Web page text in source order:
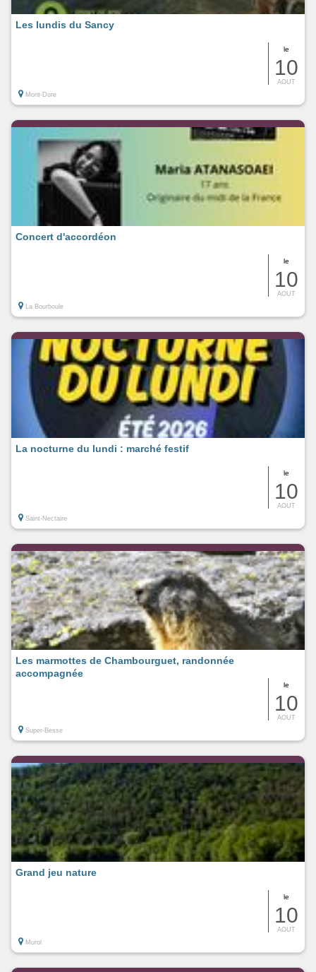
le
10
AOUT
Les lundis du Sancy
Mont-Dore
le
10
AOUT
Concert d'accordéon
La Bourboule
le
10
AOUT
La nocturne du lundi : marché festif
Saint-Nectaire
le
10
AOUT
Les marmottes de Chambourguet, randonnée
accompagnée
Super-Besse
le
10
AOUT
Grand jeu nature
Murol